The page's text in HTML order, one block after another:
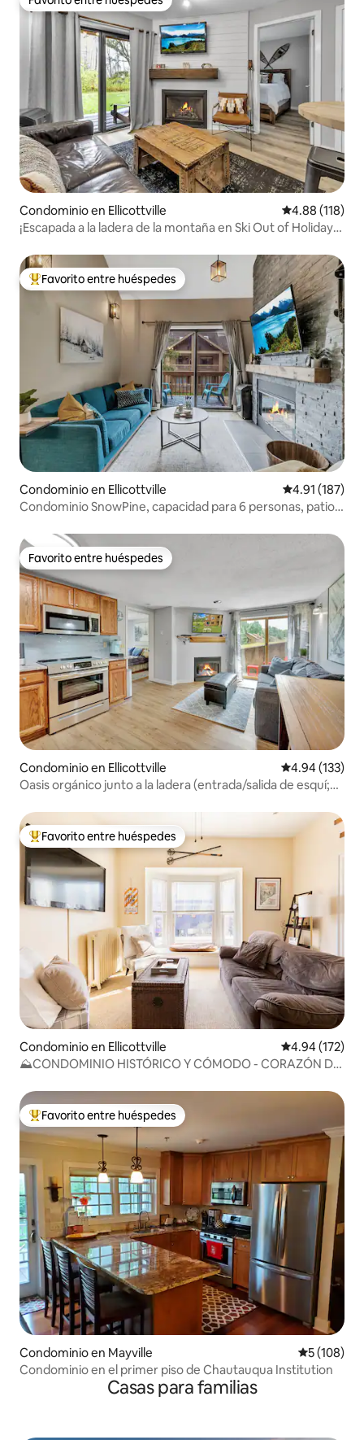
Favorito entre huéspedes
Condominio en Ellicottville Calificación
4.88 (118)
¡Escapada a la ladera de la montaña en Ski Out of Holiday
De los mejores en Favorito entre huéspedes
Favorito entre huéspedes
Condominio en Ellicottville Calificación
4.91 (187)
Condominio SnowPine, capacidad para 6 personas, patio,
Favorito entre huéspedes
Favorito entre huéspedes
Condominio en Ellicottville Calificación
4.94 (133)
Oasis orgánico junto a la ladera (entrada/salida de esquí;
De los mejores en Favorito entre huéspedes
Favorito entre huéspedes
Condominio en Ellicottville Calificación
4.94 (172)
⛰CONDOMINIO HISTÓRICO Y CÓMODO - CORAZÓN DE
De los mejores en Favorito entre huéspedes
Favorito entre huéspedes
Condominio en Mayville
5 (108)
Condominio en el primer piso de Chautauqua Institution
Casas para familias